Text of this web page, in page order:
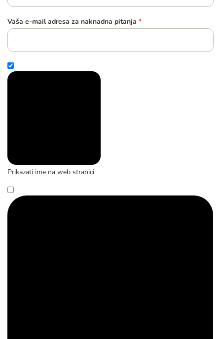
Vaša e-mail adresa za naknadna pitanja *
Prikazati ime na web stranici